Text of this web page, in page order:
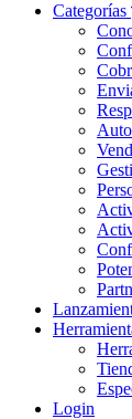
Categorías
Login